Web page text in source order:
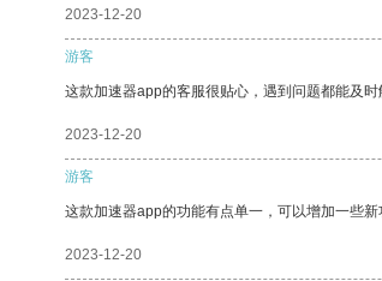
2023-12-20
游客
这款加速器app的客服很贴心，遇到问题都能及时
2023-12-20
游客
这款加速器app的功能有点单一，可以增加一些
2023-12-20